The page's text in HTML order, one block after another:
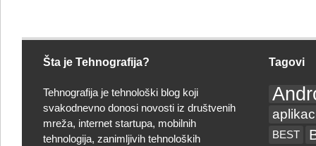
Šta je Tehnografija?
Tehnografija je tehnološki blog koji
svakodnevno donosi novosti iz društvenih
mreža, internet startupa, mobilnih
tehnologija, zanimljivih tehnoloških
Tagovi
BEST